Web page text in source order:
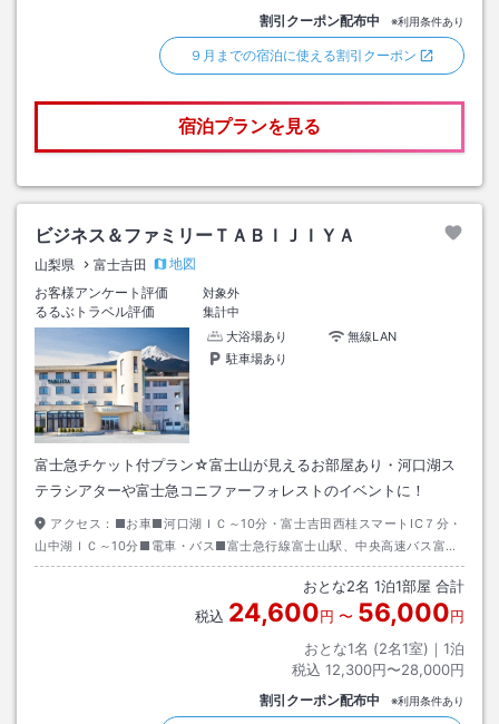
割引クーポン配布中 ※利用条件あり
９月までの宿泊に使える割引クーポン
宿泊プランを見る
ビジネス＆ファミリーＴＡＢＩＪＩＹＡ
山梨県 富士吉田
地図
お客様アンケート評価
対象外
るるぶトラベル評価
集計中
大浴場あり
無線LAN
駐車場あり
富士急チケット付プラン☆富士山が見えるお部屋あり・河口湖ス
テラシアターや富士急コニファーフォレストのイベントに！
アクセス： ■お車■河口湖ＩＣ～10分・富士吉田西桂スマートIC７分・
山中湖ＩＣ～10分■電車・バス■富士急行線富士山駅、中央高速バス富士
山駅下車、タクシー５分）
おとな2名 1泊1部屋 合計
税込 24,600円 〜 56,000円
おとな1名 (2名1室)｜ 1泊
税込 12,300円〜28,000円
割引クーポン配布中 ※利用条件あり